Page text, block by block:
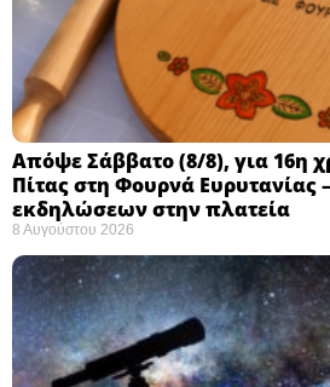
Απόψε Σάββατο (8/8), για 16η
Πίτας στη Φουρνά
εκδηλώσεων στην πλατεία
8 Αυγούστου 2026